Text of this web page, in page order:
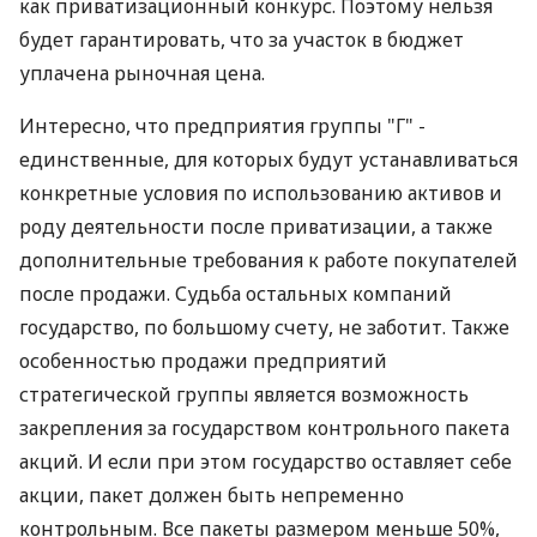
как приватизационный конкурс. Поэтому нельзя
будет гарантировать, что за участок в бюджет
уплачена рыночная цена.
Интересно, что предприятия группы "Г" -
единственные, для которых будут устанавливаться
конкретные условия по использованию активов и
роду деятельности после приватизации, а также
дополнительные требования к работе покупателей
после продажи. Судьба остальных компаний
государство, по большому счету, не заботит. Также
особенностью продажи предприятий
стратегической группы является возможность
закрепления за государством контрольного пакета
акций. И если при этом государство оставляет себе
акции, пакет должен быть непременно
контрольным. Все пакеты размером меньше 50%,